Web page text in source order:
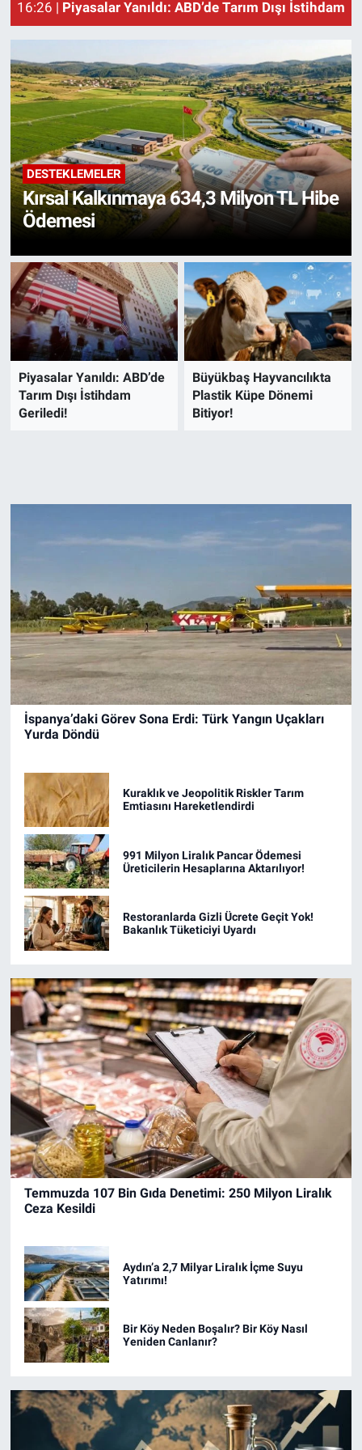
16:26 | Piyasalar Yanıldı: ABD’de Tarım Dışı İstihdam
DESTEKLEMELER
Kırsal Kalkınmaya 634,3 Milyon TL Hibe
Ödemesi
Piyasalar Yanıldı: ABD’de
Tarım Dışı İstihdam
Geriledi!
Büyükbaş Hayvancılıkta
Plastik Küpe Dönemi
Bitiyor!
İspanya’daki Görev Sona Erdi: Türk Yangın Uçakları
Yurda Döndü
Kuraklık ve Jeopolitik Riskler Tarım
Emtiasını Hareketlendirdi
991 Milyon Liralık Pancar Ödemesi
Üreticilerin Hesaplarına Aktarılıyor!
Restoranlarda Gizli Ücrete Geçit Yok!
Bakanlık Tüketiciyi Uyardı
Temmuzda 107 Bin Gıda Denetimi: 250 Milyon Liralık
Ceza Kesildi
Aydın’a 2,7 Milyar Liralık İçme Suyu
Yatırımı!
Bir Köy Neden Boşalır? Bir Köy Nasıl
Yeniden Canlanır?